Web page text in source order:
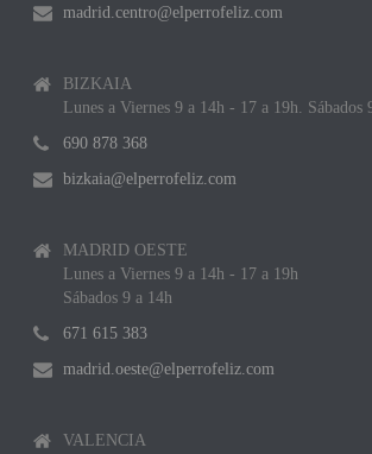
madrid.centro@elperrofeliz.com
BIZKAIA
Lunes a Viernes 9 a 14h - 17 a 19h. Sábados
690 878 368
bizkaia@elperrofeliz.com
MADRID OESTE
Lunes a Viernes 9 a 14h - 17 a 19h
Sábados 9 a 14h
671 615 383
madrid.oeste@elperrofeliz.com
VALENCIA